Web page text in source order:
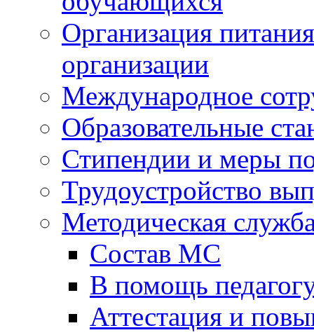
Организация
организации
Международное
Образовательные
Стипендии и меры
Трудоустройство
Методическая
Состав МС
В помощь
Аттестация и